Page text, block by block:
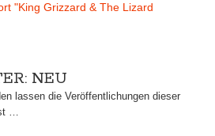
"King Grizzard & The Lizard
NEU
lassen die Veröffentlichungen dieser
…